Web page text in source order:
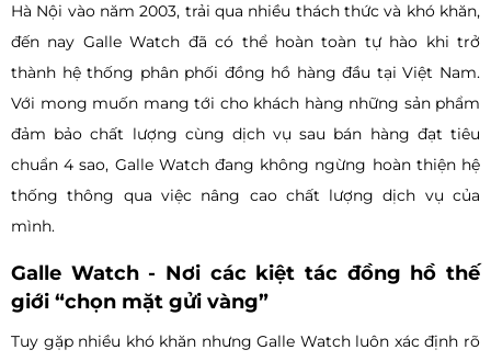
Hà Nội vào năm 2003, trải qua nhiều thách thức và khó khăn,
đến nay Galle Watch đã có thể hoàn toàn tự hào khi trở
thành hệ thống phân phối đồng hồ hàng đầu tại Việt Nam.
Với mong muốn mang tới cho khách hàng những sản phẩm
đảm bảo chất lượng cùng dịch vụ sau bán hàng đạt tiêu
chuẩn 4 sao, Galle Watch đang không ngừng hoàn thiện hệ
thống thông qua việc nâng cao chất lượng dịch vụ của
mình.
Galle Watch - Nơi các kiệt tác đồng hồ thế
giới “chọn mặt gửi vàng”
Tuy gặp nhiều khó khăn nhưng Galle Watch luôn xác định rõ